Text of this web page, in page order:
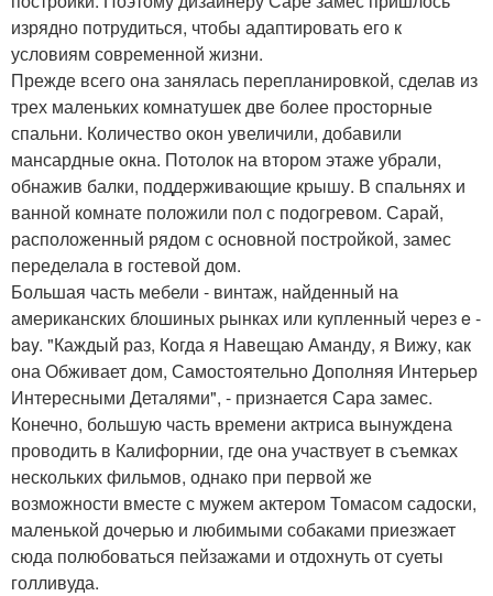
изрядно потрудиться, чтобы адаптировать его к
условиям современной жизни.
Прежде всего она занялась перепланировкой, сделав из
трех маленьких комнатушек две более просторные
спальни. Количество окон увеличили, добавили
мансардные окна. Потолок на втором этаже убрали,
обнажив балки, поддерживающие крышу. В спальнях и
ванной комнате положили пол с подогревом. Сарай,
расположенный рядом с основной постройкой, замес
переделала в гостевой дом.
Большая часть мебели - винтаж, найденный на
американских блошиных рынках или купленный через e -
bay. "Каждый раз, Когда я Навещаю Аманду, я Вижу, как
она Обживает дом, Самостоятельно Дополняя Интерьер
Интересными Деталями", - признается Сара замес.
Конечно, большую часть времени актриса вынуждена
проводить в Калифорнии, где она участвует в съемках
нескольких фильмов, однако при первой же
возможности вместе с мужем актером Томасом садоски,
маленькой дочерью и любимыми собаками приезжает
сюда полюбоваться пейзажами и отдохнуть от суеты
голливуда.